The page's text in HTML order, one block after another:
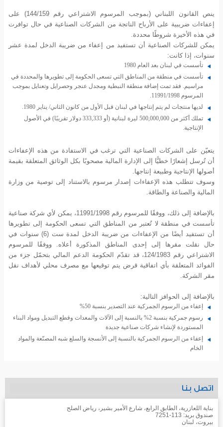
ينص القانون اللبناني (بموجب المرسوم الاشتراعي رقم 144/159) على
إعفاءات ضريبية على الأرباح الناتجة من الشركات الصناعية في حال توافرت
في هذه الأخيرة شروطًا محددة.
يمكن للشركات الصناعية أن تستفيد من إعفاء من ضريبة الدخل لمدة عشر
سنوات، إذا كانت:
تأسست في لبنان بعد العام 1980
تأسست في منطقة من المناطق التي تسعى الحكومة إلى تطويرها والمحددة في
مراسيم. فقد تمت إضافة منطقة النبطية ومجدل عنجر وحصرايل وتعنايل بموجب
المرسوم 11991/1998.
لديها منتجات لم يتم إنتاجها في لبنان قبل الأول من كانون الثاني/ يناير 1980.
تملك أكثر من 500,000,000 ليرة لبنانية (أو 333,333 دولار تقريبًا) في الأصول
الإنتاجية.
يتعيّن على الشركات الصناعية التي ترغب في الاستفادة من هذه الإعفاءات
أن تُرسل إشعارًا خطيًّا إلى الإدارة المالية مصحوبًا بكل الوثائق المتعلقة بقيمة
أصولها الإنتاجية وطبيعة إنتاجها.
وسوف تتطلب هذه الإعفاءات إصدار مرسوم بالاستناد إلى توصية من وزارة
المالية والصناعة والطاقة.
بالإضافة إلى ذلك، ووفقًا للمرسوم رقم 11991/1998، يمكن لأي شركة صناعية
تأسست في منطقة لا تُعتبر من المناطق التي تسعى الحكومة إلى تطويرها
أن تستفيد أيضًا من الإعفاءات من ضريبة الدخل لمدة ست (6) سنوات في
حال نقلت مقرها إلى إحدى المناطق المذكورة أعلاه. ووفقًا للمرسوم
الاشتراعي رقم 124/1983، قد تقدّم الحكومة الدعم المالي بتحمّل جزء من
الفوائد المتعلقة بأي اتفاقية قرض يتم توقيعها مع مصرف محلي لأهداف نقل
مقر الشركة.
بالإضافة إلى الحوافز التالية:
إعفاء من الرسوم الجمركية عند التصدير بنسبة 50%
رسوم جمركية بنسبة 2% بالنسبة إلى الآلات والمعدات وقطع التبديل ومواد البناء
المستوردة لإنشاء شركات صناعية جديدة
إعفاء من الرسوم الجمركية بالنسبة إلى الأنسجة والسلع شبه المصنّعة والمواد
الخام
اتصل بنا
بناية اللعازرية، الطابق الرابع، شارع الأمير بشير، رياض الصلح
صندوق بريد: 113-7251
بيروت، لبنان